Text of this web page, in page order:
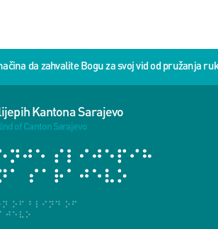
da zahvalite Bogu za svoj vid od pružanja
Kantona Sarajevo
of Canton Sarajevo